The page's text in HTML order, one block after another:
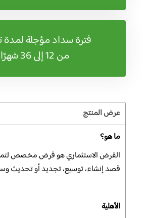
فترة سداد مؤجلة لمدة
من 12 إلى 36 شهرًا
عرض المنتج
ما هو؟
القرض الاستثماري هو قرض مخصص
قصد إنشاء، توسيع، تجديد أو تحديث
الأهلية